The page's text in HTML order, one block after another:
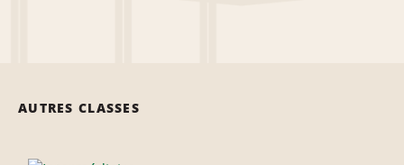
AUTRES CLASSES